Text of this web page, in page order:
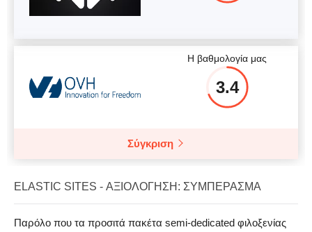
Η βαθμολογία μας
3.4
Σύγκριση
ELASTIC SITES - ΑΞΙΟΛΌΓΗΣΗ: ΣΥΜΠΈΡΑΣΜΑ
Παρόλο που τα προσιτά πακέτα semi-dedicated φιλοξενίας